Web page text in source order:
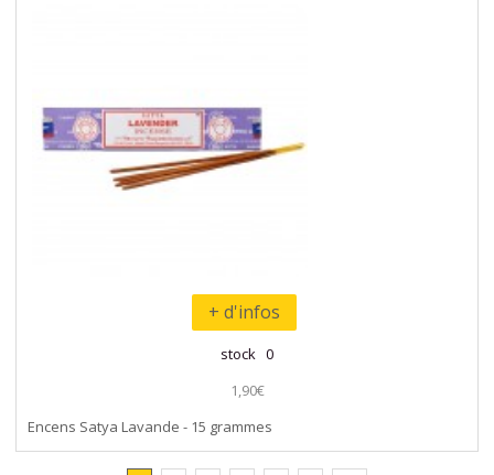
+ d'infos
stock 0
1,90€
Encens Satya Lavande - 15 grammes